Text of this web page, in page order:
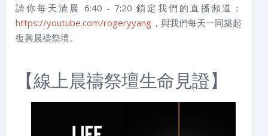
請你每天清晨 6:40 - 7:20 鎖定我們的直播頻道：
https://youtube.com/rogeryyang ，與我們每天一同築起
復興晨禱祭壇。
【線上晨禱祭壇生命見證】